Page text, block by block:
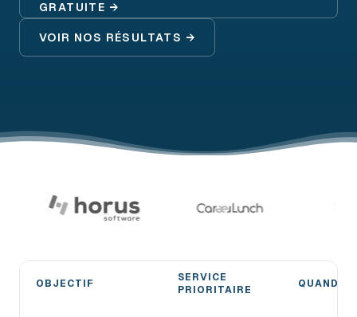
GRATUITE →
VOIR NOS RÉSULTATS →
OBJECTIF
SERVICE
PRIORITAIRE
QUAND